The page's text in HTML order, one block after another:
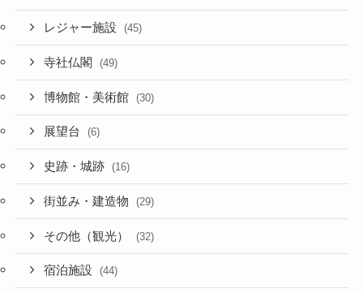
レジャー施設 (45)
寺社仏閣 (49)
博物館・美術館 (30)
展望台 (6)
史跡・城跡 (16)
街並み・建造物 (29)
その他（観光） (32)
宿泊施設 (44)